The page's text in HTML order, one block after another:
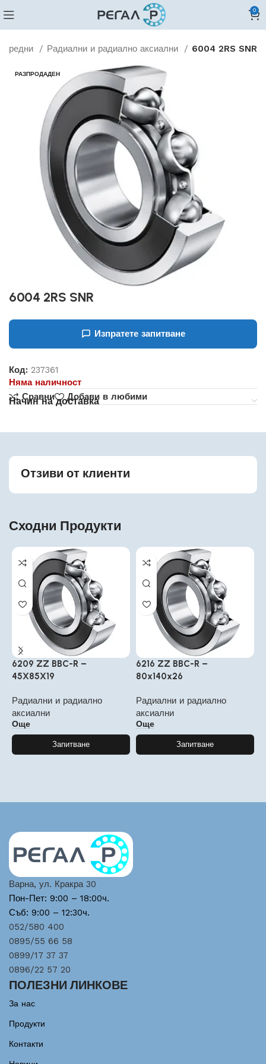
0
Радиални и радиално аксиални 6004 2RS SNR
РАЗПРОДАДЕН
6004 2RS SNR
Изпратете запитване
Код:237361
Няма наличност
Сравни
Добави в любими
Начин на доставка
Отзиви от клиенти
Сходни Продукти
6209 ZZ BBC-R –
45X85X19
Радиални и радиално
аксиални
Още
Запитване
6216 ZZ BBC-R –
80x140x26
Радиални и радиално
аксиални
Още
Запитване
Варна, ул. Кракра 30
Пон-Пет: 9:00 – 18:00ч.
Съб: 9:00 – 12:30ч.
052/580 400
0895/55 66 58
0899/17 37 37
0896/22 57 20
ПОЛЕЗНИ ЛИНКОВЕ
За нас
Продукти
Контакти